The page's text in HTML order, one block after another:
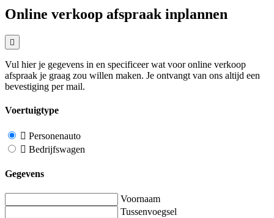
Online verkoop afspraak inplannen
Vul hier je gegevens in en specificeer wat voor online verkoop
afspraak je graag zou willen maken. Je ontvangt van ons altijd een
bevestiging per mail.
Voertuigtype
Personenauto
Bedrijfswagen
Gegevens
Voornaam
Tussenvoegsel